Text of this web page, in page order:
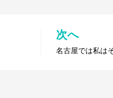
次へ
名古屋では私は